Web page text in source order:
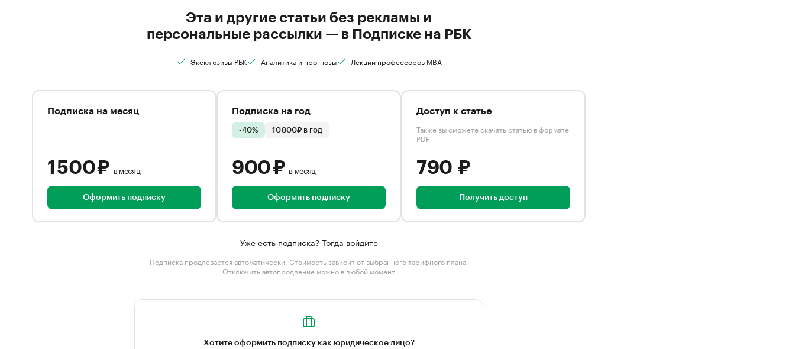
Эта и другие статьи без рекламы и
персональные рассылки — в Подписке на РБК
Эксклюзивы РБК Аналитика и прогнозы Лекции профессоров MBA
Подписка на месяц
1 500 ₽ в месяц
Оформить подписку
Подписка на год
-40% 10 800₽ в год
900 ₽ в месяц
Оформить подписку
Доступ к статье
Также вы сможете скачать статью в формате
PDF
790 ₽
Получить доступ
Уже есть подписка? Тогда войдите
Подписка продлевается автоматически. Стоимость зависит от выбранного тарифного плана.
Отключить автопродление можно в любой момент
Хотите оформить подписку как юридическое лицо?